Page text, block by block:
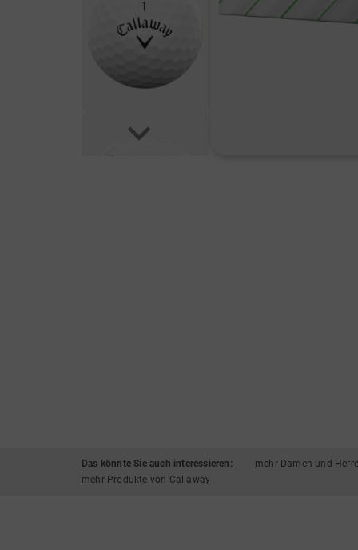
Das könnte Sie auch interessieren:
mehr Damen und
mehr Produkte von Callaway